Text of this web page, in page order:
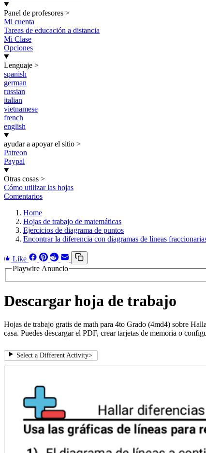
Panel de profesores >
Mi cuenta
Tareas de educación a distancia
Mi Clase
Opciones
Lenguaje >
spanish
german
russian
italian
vietnamese
french
english
ayudar a apoyar el sitio >
Patreon
Paypal
Otras cosas >
Cómo utilizar las hojas
Comentarios
Home
Hojas de trabajo de matemáticas
Ejercicios de diagrama de puntos
Encontrar la diferencia con diagramas de líneas
Like
Playwire Anuncio
Descargar hoja de trabajo
Hojas de trabajo gratis de math para 4to Grado (4md4) sobre
casa. Puedes descargar el PDF, crear tarjetas de memoria o
Select a Different Activity>